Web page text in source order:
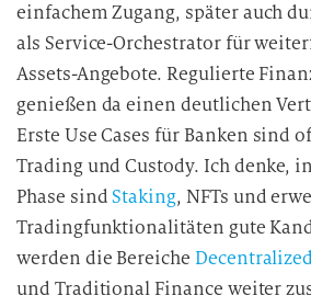
einfachem Zugang, später auch
als Service-Orchestrator für
Assets-Angebote. Regulierte
genießen da einen deutlichen
Erste Use Cases für Banken sind
Trading und Custody. Ich denke,
Phase sindStaking, NFTs und
Tradingfunktionalitäten gute
werden die Bereiche
und Traditional Finance weiter